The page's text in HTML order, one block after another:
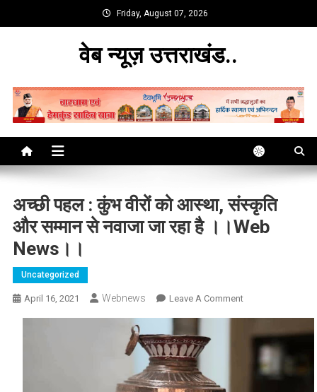
to
Friday, August 07, 2026
वेब न्यूज़ उत्तराखंड..
अच्छी पहल : कुंभ वीरों को आस्था, संस्कृति
और सम्मान से नवाजा जा रहा है ।।web
News।।
Uncategorized
April 16, 2021 Webnews Leave A CommentOn